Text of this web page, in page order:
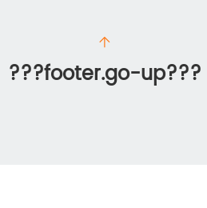
???footer.go-up???